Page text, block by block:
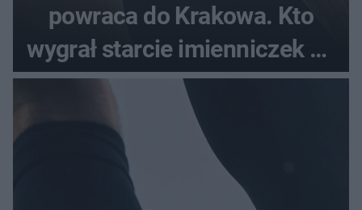
powraca do Krakowa. Kto
wygrał starcie imienniczek na
pełnym stadionie